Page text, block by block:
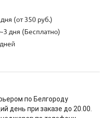
(от 350 руб.)
дня (Бесплатно)
по Белгороду
день при заказе до 20.00.